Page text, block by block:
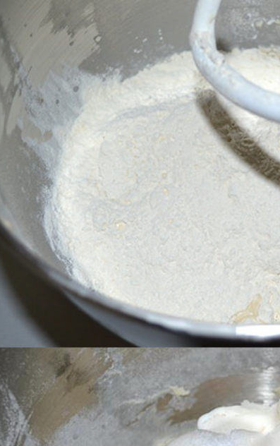
Poi aggiungete lo strutto, il sale ed il pepe e